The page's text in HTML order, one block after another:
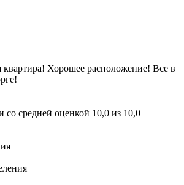
квартира! Хорошее расположение! Все в
со средней оценкой 10,0 из 10,0